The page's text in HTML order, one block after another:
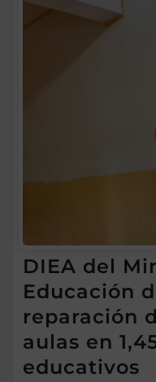
DIEA del
Educación
reparación
aulas en
educativos